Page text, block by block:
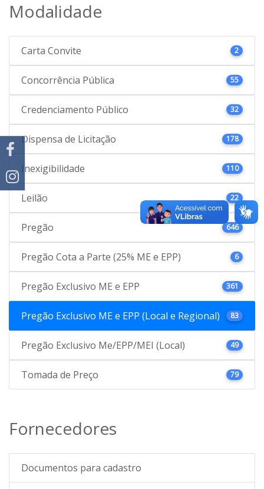
Modalidade
Carta Convite 2
Concorrência Pública 55
Credenciamento Público 32
Dispensa de Licitação 178
Inexigibilidade 110
Leilão 22
Pregão 646
Pregão Cota a Parte (25% ME e EPP) 6
Pregão Exclusivo ME e EPP 361
Pregão Exclusivo ME e EPP (Local e Regional) 83
Pregão Exclusivo Me/EPP/MEI (Local) 49
Tomada de Preço 79
Fornecedores
Documentos para cadastro